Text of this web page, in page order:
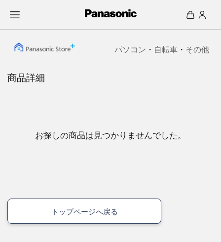
パソコン ・ 自転車 ・ その他
商品詳細
お探しの商品は見つかりませんでした。
トップページへ戻る